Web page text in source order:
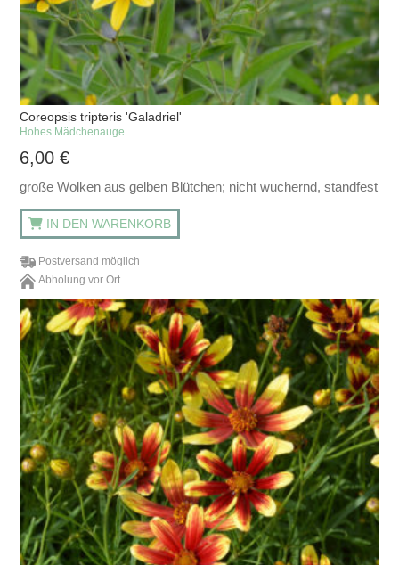
Coreopsis tripteris 'Galadriel'
Hohes Mädchenauge
6,00€
große Wolken aus gelben Blütchen; nicht wuchernd, standfest
IN DEN WARENKORB
Postversand möglich
Abholung vor Ort